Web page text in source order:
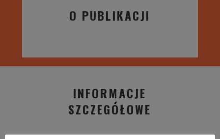
wiary
O PUBLIKACJI
INFORMACJE
SZCZEGÓŁOWE